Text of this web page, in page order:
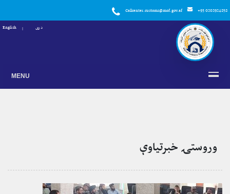
Callcenter.customs@mof.gov.af +93 0202924858
دری English
MENU
وروستۍ خبرتياوې